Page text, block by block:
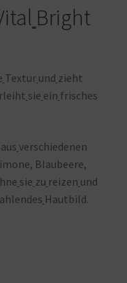
Bright
Textur und zieht
sie ein frisches
verschiedenen
Blaubeere,
sie zu reizen und
Hautbild.